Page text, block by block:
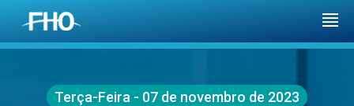
Terça-Feira - 07 de novembro de 2023